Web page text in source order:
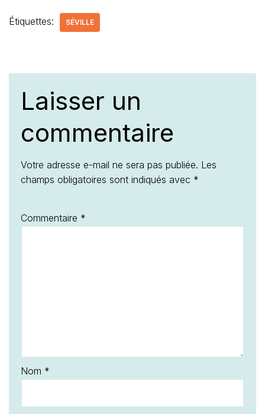
Étiquettes: SÉVILLE
Laisser un
commentaire
Votre adresse e-mail ne sera pas publiée. Les
champs obligatoires sont indiqués avec *
Commentaire *
Nom *